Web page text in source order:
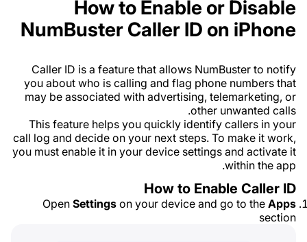
How to Enable or Disable
NumBuster Caller ID on iPhone
Caller ID is a feature that allows NumBuster to notify
you about who is calling and flag phone numbers that
may be associated with advertising, telemarketing, or
other unwanted calls.
This feature helps you quickly identify callers in your
call log and decide on your next steps. To make it work,
you must enable it in your device settings and activate it
within the app.
How to Enable Caller ID
Open Settings on your device and go to the Apps
section